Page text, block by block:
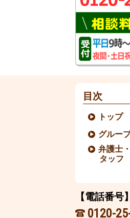
目次
トップ
グルー
弁護士
タッフ
【電話番号】
0120-